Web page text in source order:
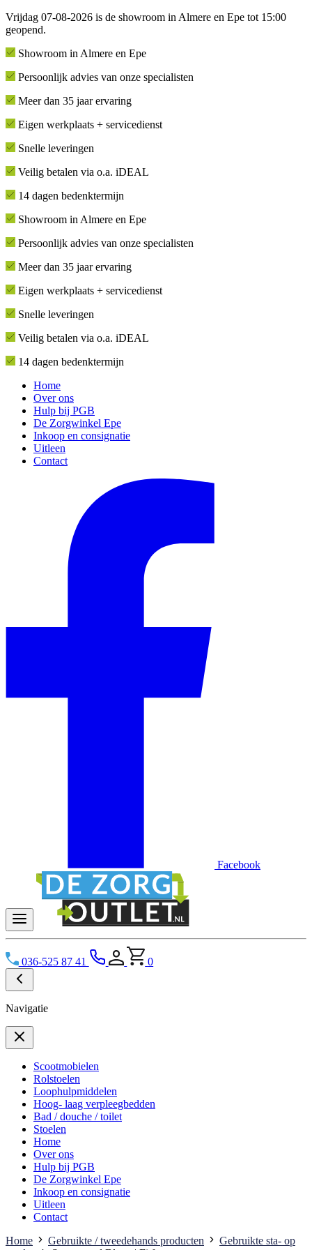
Vrijdag 07-08-2026 is de showroom in Almere en Epe tot 15:00
geopend.
Showroom in Almere en Epe
Persoonlijk advies van onze specialisten
Meer dan 35 jaar ervaring
Eigen werkplaats + servicedienst
Snelle leveringen
Veilig betalen via o.a. iDEAL
14 dagen bedenktermijn
Showroom in Almere en Epe
Persoonlijk advies van onze specialisten
Meer dan 35 jaar ervaring
Eigen werkplaats + servicedienst
Snelle leveringen
Veilig betalen via o.a. iDEAL
14 dagen bedenktermijn
Home
Over ons
Hulp bij PGB
De Zorgwinkel Epe
Inkoop en consignatie
Uitleen
Contact
Facebook
036-525 87 41 0
Navigatie
Scootmobielen
Rolstoelen
Loophulpmiddelen
Hoog- laag verpleegbedden
Bad / douche / toilet
Stoelen
Home
Over ons
Hulp bij PGB
De Zorgwinkel Epe
Inkoop en consignatie
Uitleen
Contact
Home
Gebruikte / tweedehands producten
Gebruikte sta- op